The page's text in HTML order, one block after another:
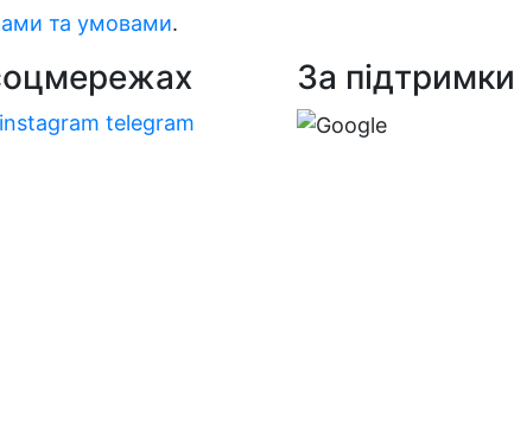
та умовами.
instagram telegram
За підтримки